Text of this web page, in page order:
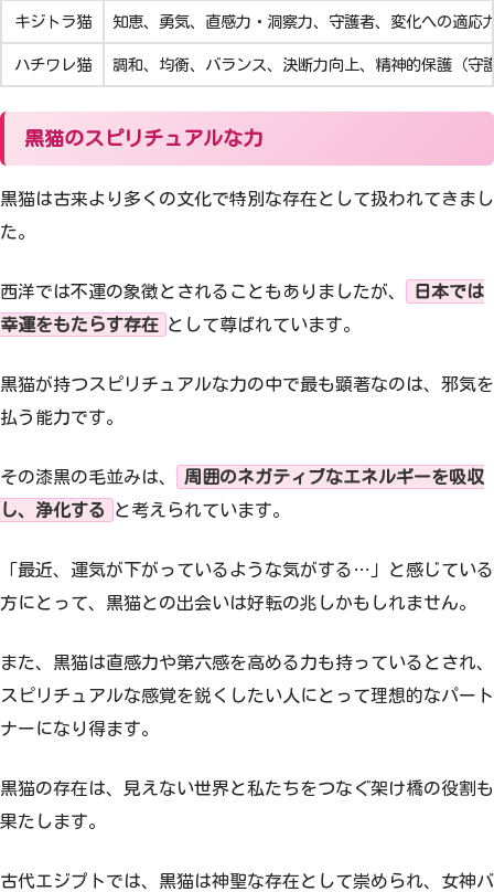
キジトラ猫 知恵、勇気、直感力・洞察力、守護者、変化への適応
ハチワレ猫 調和、均衡、バランス、決断力向上、精神的保護（守
黒猫のスピリチュアルな力
黒猫は古来より多くの文化で特別な存在として扱われてきまし
た。
西洋では不運の象徴とされることもありましたが、
日本では
幸運をもたらす存在 として尊ばれています。
黒猫が持つスピリチュアルな力の中で最も顕著なのは、邪気を
払う能力です。
その漆黒の毛並みは、
周囲のネガティブなエネルギーを吸収
し、浄化する
と考えられています。
「最近、運気が下がっているような気がする…」と感じている
方にとって、黒猫との出会いは好転の兆しかもしれません。
また、黒猫は直感力や第六感を高める力も持っているとされ、
スピリチュアルな感覚を鋭くしたい人にとって理想的なパート
ナーになり得ます。
黒猫の存在は、見えない世界と私たちをつなぐ架け橋の役割も
果たします。
古代エジプトでは、黒猫は神聖な存在として崇められ、女神バ